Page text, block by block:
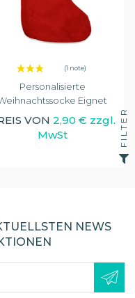
Personalisierte
Eignet
VON 2,90 € zzgl.
MwSt
NEWS
FILTER